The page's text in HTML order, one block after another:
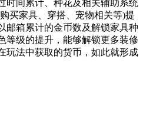
时间累计、种花及相关辅助系统
买家具、穿搭、宠物相关等)提
邮箱累计的金币数及解锁家具种
等级的提升，能够解锁更多装修
玩法中获取的货币，如此就形成